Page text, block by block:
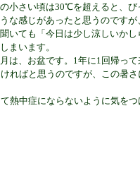
小さい頃は30℃を超えると、び
な感じがあったと思うのです
いても「今日は少し涼しいか
まいます。
月は、お盆です。1年に1回帰っ
ればと思うのですが、この暑
熱中症にならないように気を